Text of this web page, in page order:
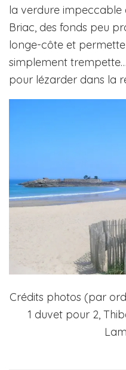
la verdure impeccable
Briac, des fonds peu
longe-côte et
simplement
pour lézarder dans la
Crédits photos (par
1 duvet pour 2,